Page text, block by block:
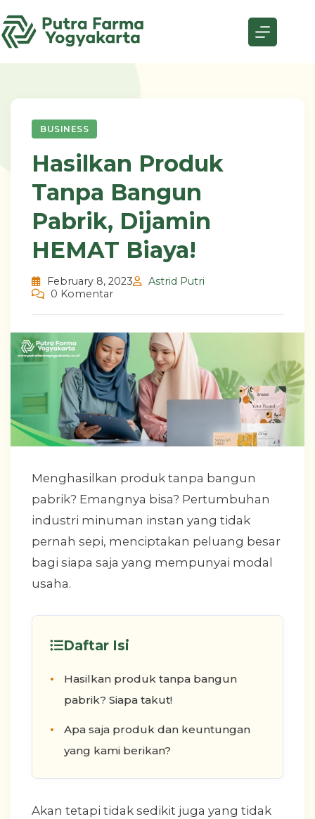
to
content
BUSINESS
Hasilkan Produk
Tanpa Bangun
Pabrik, Dijamin
HEMAT Biaya!
February 8, 2023
Astrid Putri
0 Komentar
Menghasilkan produk tanpa bangun
pabrik? Emangnya bisa? Pertumbuhan
industri minuman instan yang tidak
pernah sepi, menciptakan peluang besar
bagi siapa saja yang mempunyai modal
usaha.
Daftar Isi
Hasilkan produk tanpa bangun
pabrik? Siapa takut!
Apa saja produk dan keuntungan
yang kami berikan?
Akan tetapi tidak sedikit juga yang tidak